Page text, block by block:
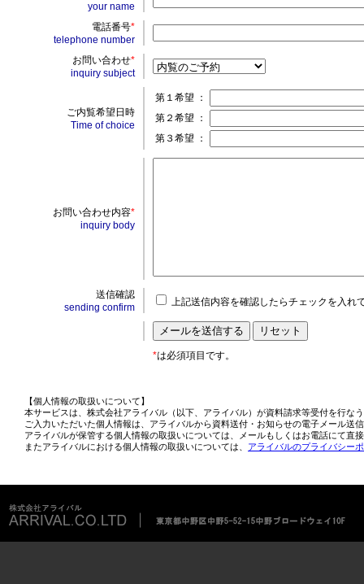
your name
電話番号*
telephone number
お問い合わせ*
inquiry subject
ご内覧希望日時
Time of choice
第１希望 ：
第２希望 ：
第３希望 ：
お問い合わせ内容*
inquiry body
送信確認
sending confirm
上記送信内容を確認したらチェックを入れ
*は必須項目です。
【個人情報の取扱いについて】
本サービスは、株式会社アライバル（以下、アライバル）が資料請求等受付を行な
ご入力いただいた個人情報は、アライバルから資料送付・お知らせの電子メール送
アライバルが保管する個人情報の取扱いについては、メールもしくはお電話にて直
またアライバルにおける個人情報の取扱いについては、 アライバルのプライバシー